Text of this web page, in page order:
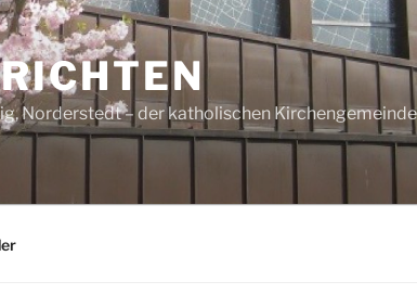
Norderstedt – der katholischen